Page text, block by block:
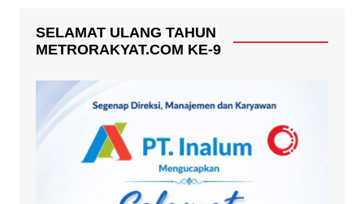
SELAMAT ULANG TAHUN
METRORAKYAT.COM KE-9